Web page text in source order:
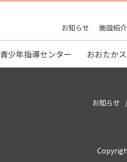
お知らせ 施設紹介
青少年指導センター おおたか
お知らせ